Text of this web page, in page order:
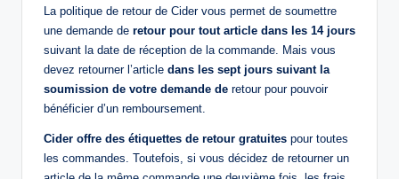
La politique de retour de Cider vous permet de soumettre
une demande de retour pour tout article dans les 14 jours
suivant la date de réception de la commande. Mais vous
devez retourner l’article dans les sept jours suivant la
soumission de votre demande de retour pour pouvoir
bénéficier d’un remboursement.
Cider offre des étiquettes de retour gratuites pour toutes
les commandes. Toutefois, si vous décidez de retourner un